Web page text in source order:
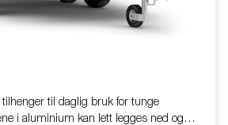
tilhenger til daglig bruk for tunge
i aluminium kan lett legges ned og